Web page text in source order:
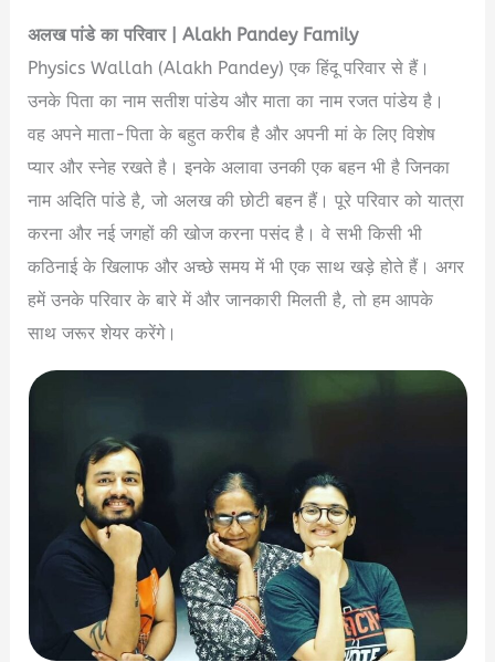
अलख पांडे का परिवार| Alakh Pandey Family
Physics Wallah (Alakh Pandey) एक हिंदू परिवार से हैं।
उनके पिता का नाम सतीश पांडेय और माता का नाम रजत पांडेय है।
वह अपने माता-पिता के बहुत करीब है और अपनी मां के लिए विशेष
प्यार और स्नेह रखते है। इनके अलावा उनकी एक बहन भी है जिनका
नाम अदिति पांडे है, जो अलख की छोटी बहन हैं। पूरे परिवार को यात्रा
करना और नई जगहों की खोज करना पसंद है। वे सभी किसी भी
कठिनाई के खिलाफ और अच्छे समय में भी एक साथ खड़े होते हैं। अगर
हमें उनके परिवार के बारे में और जानकारी मिलती है, तो हम आपके
साथ जरूर शेयर करेंगे।